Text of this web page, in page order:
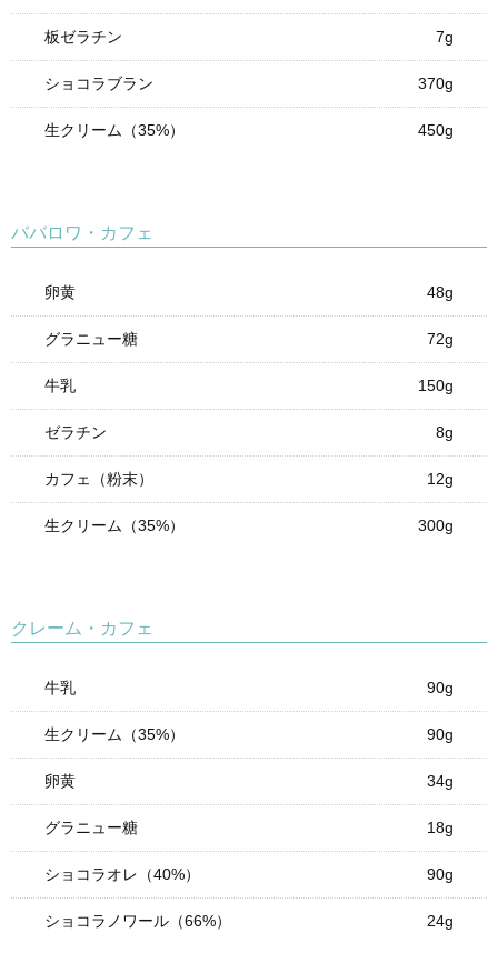
板ゼラチン 7g
ショコラブラン 370g
生クリーム（35%） 450g
ババロワ・カフェ
卵黄 48g
グラニュー糖 72g
牛乳 150g
ゼラチン 8g
カフェ（粉末） 12g
生クリーム（35%） 300g
クレーム・カフェ
牛乳 90g
生クリーム（35%） 90g
卵黄 34g
グラニュー糖 18g
ショコラオレ（40%） 90g
ショコラノワール（66%） 24g